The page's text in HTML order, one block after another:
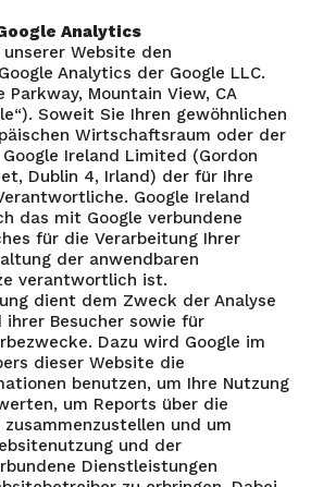
Analytics
Website den
Analytics der Google LLC.
Parkway, Mountain View, CA
Soweit Sie Ihren gewöhnlichen
Wirtschaftsraum oder der
Ireland Limited (Gordon
Dublin 4, Irland) der für Ihre
Google Ireland
das mit Google verbundene
für die Verarbeitung Ihrer
der anwendbaren
verantwortlich ist.
dient dem Zweck der Analyse
ihrer Besucher sowie für
Dazu wird Google im
dieser Website die
benutzen, um Ihre Nutzung
um Reports über die
und um
und der
Dienstleistungen